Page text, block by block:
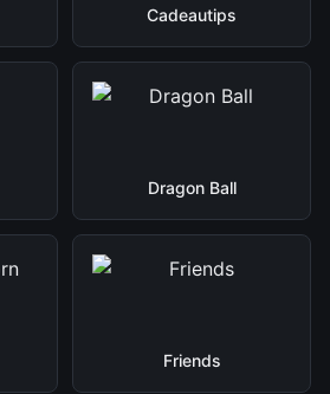
Cadeautips
Dragon Ball
Friends